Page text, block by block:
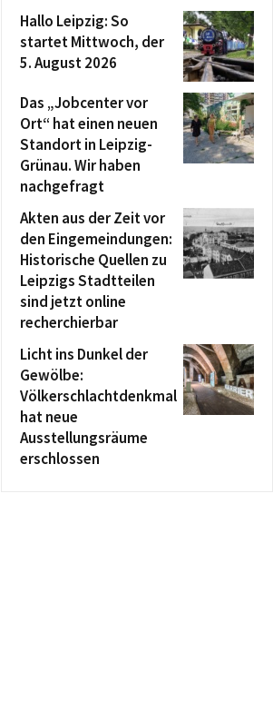
Hallo Leipzig: So
startet Mittwoch, der
5. August 2026
Das „Jobcenter vor
Ort“ hat einen neuen
Standort in Leipzig-
Grünau. Wir haben
nachgefragt
Akten aus der Zeit vor
den Eingemeindungen:
Historische Quellen zu
Leipzigs Stadtteilen
sind jetzt online
recherchierbar
Licht ins Dunkel der
Gewölbe:
Völkerschlachtdenkmal
hat neue
Ausstellungsräume
erschlossen